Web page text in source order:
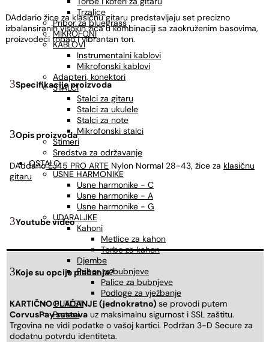
Trzalice
Pribor za bluegrass
MIKROFONI
KABLOVI
Instrumentalni kablovi
Mikrofonski kablovi
Adapteri, konektori
STALCI
Stalci za gitaru
Stalci za ukulele
Stalci za note
Mikrofonski stalci
Štimeri
Sredstva za održavanje
OSTALO
USNE HARMONIKE
Usne harmonike - C
Usne harmonike - A
Usne harmonike - G
UDARALJKE
Kahoni
Metlice za kahon
Torbe za kahon
Djembe
Pribor za bubnjeve
Palice za bubnjeve
Podloge za vježbanje
OUTLET
Prsteni
DAddario žice za klasičnu gitaru predstavljaju set precizno
izbalansiranih visokih žica u kombinaciji sa zaokruženim basovima,
proizvodeći topao i vibrantan ton.
Specifikacije proizvoda
Opis proizvoda
DAddarioEJ45 PRO ARTE Nylon Normal 28-43, žice za klasičnu
gitaru
Youtube video
Koje su opcije plaćanja?
KARTIČNO PLAĆANJE (jednokratno) se provodi putem
CorvusPay sustava uz maksimalnu sigurnost i SSL zaštitu.
Trgovina ne vidi podatke o vašoj kartici. Podržan 3-D Secure za
dodatnu potvrdu identiteta.